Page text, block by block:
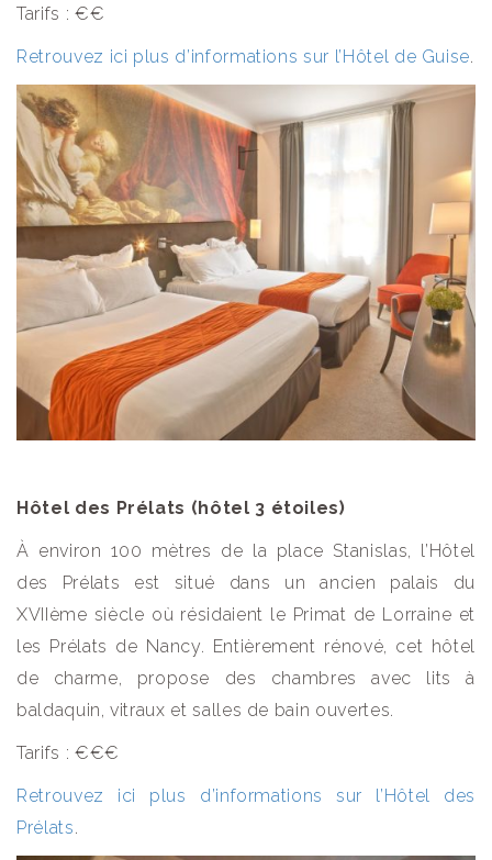
Tarifs : €€
Retrouvez ici plus d’informations sur l’Hôtel de Guise
Hôtel des Prélats (hôtel 3 étoiles)
À environ 100 mètres de la place Stanislas, l’Hôtel
des Prélats est situé dans un ancien palais du
XVIIème siècle où résidaient le Primat de Lorraine et
les Prélats de Nancy. Entièrement rénové, cet hôtel
de charme, propose des chambres avec lits à
baldaquin, vitraux et salles de bain ouvertes.
Tarifs : €€€
Retrouvez ici plus d’informations sur l’Hôtel des
Prélats